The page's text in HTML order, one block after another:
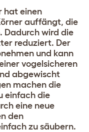
hat einen
auffängt, die
Dadurch wird die
reduziert. Der
und kann
vogelsicheren
abgewischt
machen die
einfach die
eine neue
den
zu säubern.